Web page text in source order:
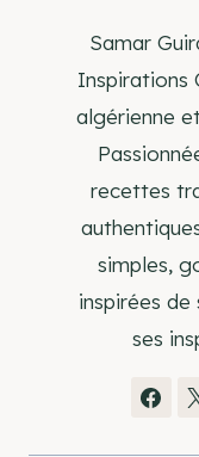
Samar
Inspirations
algérienne
recettes
simples,
inspirées
ses